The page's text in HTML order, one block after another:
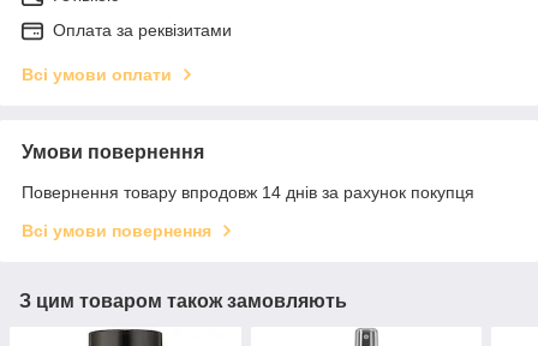
Оплата за реквізитами
Всі умови оплати
Умови повернення
Повернення товару впродовж 14 днів за рахунок покупця
Всі умови повернення
З цим товаром також замовляють